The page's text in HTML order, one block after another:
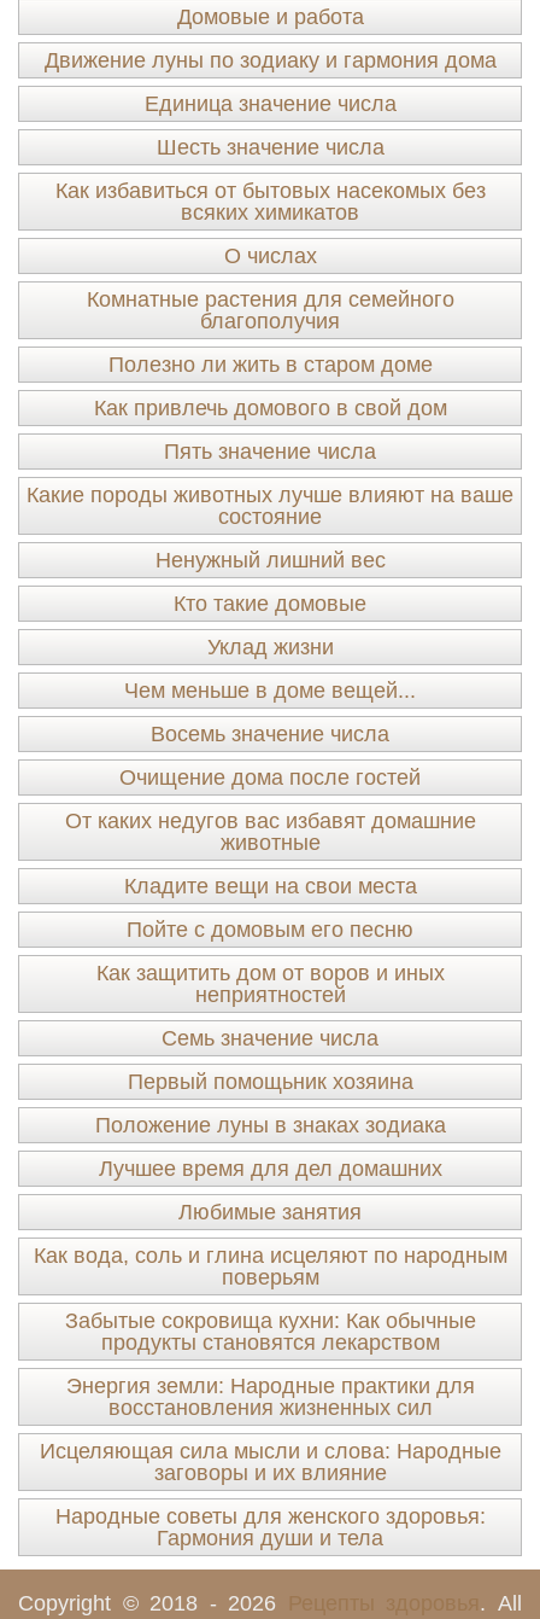
Домовые и работа
Движение луны по зодиаку и гармония дома
Единица значение числа
Шесть значение числа
Как избавиться от бытовых насекомых без
всяких химикатов
О числах
Комнатные растения для семейного
благополучия
Полезно ли жить в старом доме
Как привлечь домового в свой дом
Пять значение числа
Какие породы животных лучше влияют на ваше
состояние
Ненужный лишний вес
Кто такие домовые
Уклад жизни
Чем меньше в доме вещей...
Восемь значение числа
Очищение дома после гостей
От каких недугов вас избавят домашние
животные
Кладите вещи на свои места
Пойте с домовым его песню
Как защитить дом от воров и иных
неприятностей
Семь значение числа
Первый помощьник хозяина
Положение луны в знаках зодиака
Лучшее время для дел домашних
Любимые занятия
Как вода, соль и глина исцеляют по народным
поверьям
Забытые сокровища кухни: Как обычные
продукты становятся лекарством
Энергия земли: Народные практики для
восстановления жизненных сил
Исцеляющая сила мысли и слова: Народные
заговоры и их влияние
Народные советы для женского здоровья:
Гармония души и тела
Copyright © 2018 - 2026 Рецепты здоровья. All